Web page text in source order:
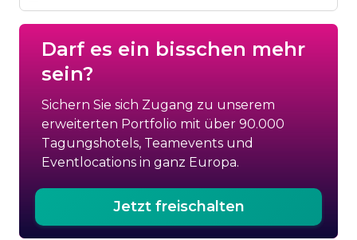
Darf es ein bisschen mehr
sein?
Sichern Sie sich Zugang zu unserem
erweiterten Portfolio mit über 90.000
Tagungshotels, Teamevents und
Eventlocations in ganz Europa.
Jetzt freischalten